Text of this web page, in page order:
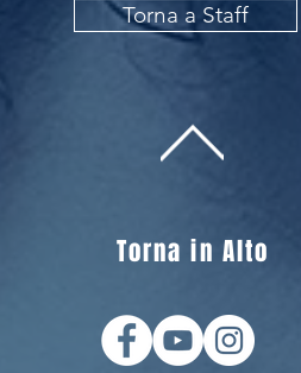
Torna a Staff
Torna in Alto